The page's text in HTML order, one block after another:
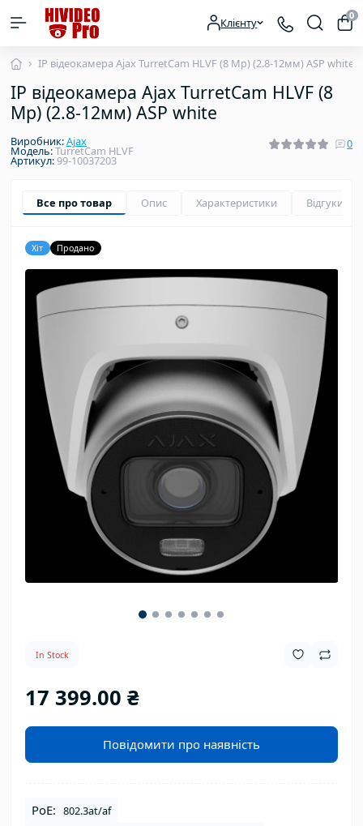
Клієнту 0
IP відеокамера Ajax TurretCam HLVF (8 Mp) (2.8-12мм) ASP white
IP відеокамера Ajax TurretCam HLVF (8
Mp) (2.8-12мм) ASP white
Виробник:Ajax
Модель:TurretCam HLVF
Артикул:99-10037203
0
Все про товар Опис Характеристики Відгуки
Хіт Продано
In Stock
17 399.00 ₴
Повідомити про наявність
PoE: 802.3at/af